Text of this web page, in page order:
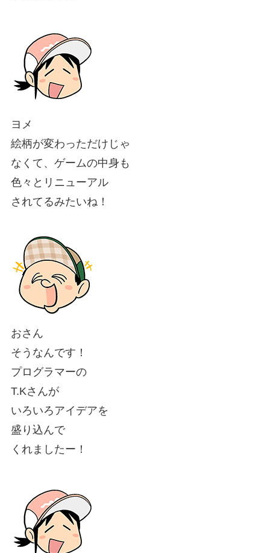
ヨメ
絵柄が変わっただけじゃ
なくて、ゲームの中身も
色々とリニューアル
されてるみたいね！
おさん
そうなんです！
プログラマーの
T.Kさんが
いろいろアイデアを
盛り込んで
くれましたー！